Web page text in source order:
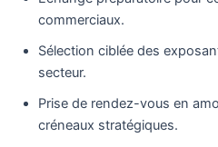
commerciaux.
Sélection ciblée des
secteur.
Prise de rendez-vous en
créneaux stratégiques.